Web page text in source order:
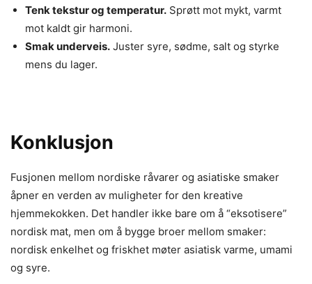
Tenk tekstur og temperatur. Sprøtt mot mykt, varmt
mot kaldt gir harmoni.
Smak underveis. Juster syre, sødme, salt og styrke
mens du lager.
Konklusjon
Fusjonen mellom nordiske råvarer og asiatiske smaker
åpner en verden av muligheter for den kreative
hjemmekokken. Det handler ikke bare om å “eksotisere”
nordisk mat, men om å bygge broer mellom smaker:
nordisk enkelhet og friskhet møter asiatisk varme, umami
og syre.